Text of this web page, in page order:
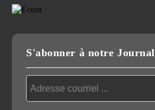
S'abonner à notre Journal